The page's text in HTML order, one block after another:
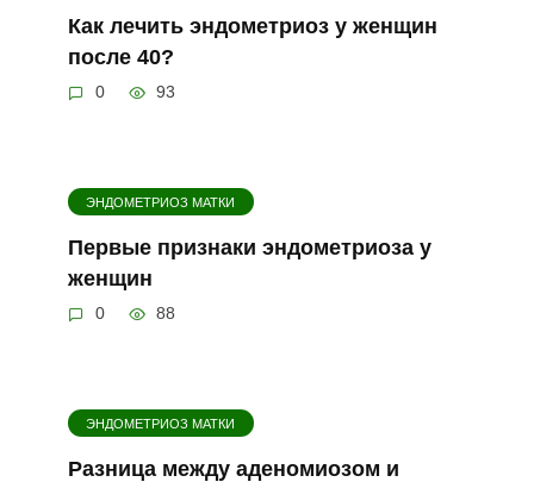
Как лечить эндометриоз у женщин
после 40?
0 93
ЭНДОМЕТРИОЗ МАТКИ
Первые признаки эндометриоза у
женщин
0 88
ЭНДОМЕТРИОЗ МАТКИ
Разница между аденомиозом и